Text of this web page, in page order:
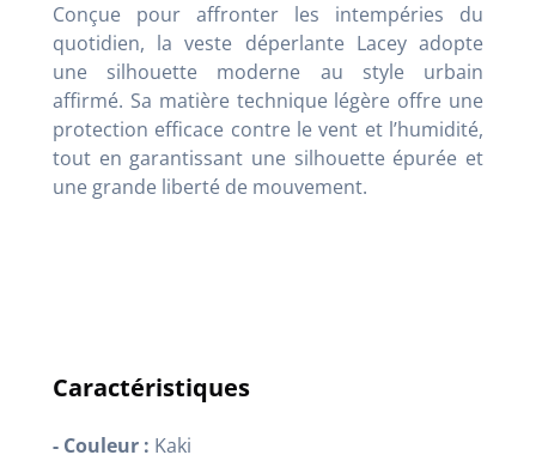
Conçue pour affronter les intempéries du
quotidien, la veste déperlante Lacey adopte
une silhouette moderne au style urbain
affirmé. Sa matière technique légère offre une
protection efficace contre le vent et l’humidité,
tout en garantissant une silhouette épurée et
une grande liberté de mouvement.
Caractéristiques
- Couleur : Kaki